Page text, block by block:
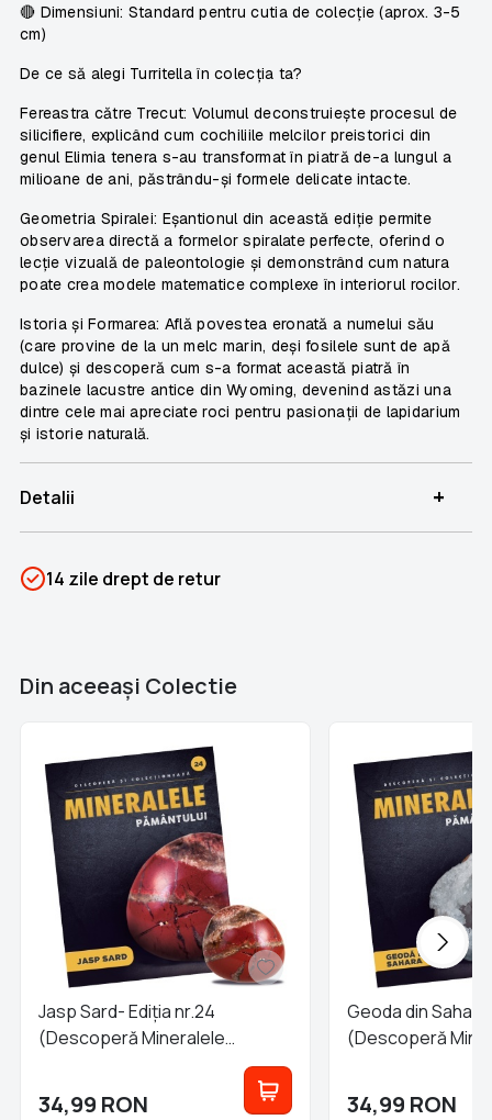
🔴 Dimensiuni: Standard pentru cutia de colecție (aprox. 3-5
cm)
De ce să alegi Turritella în colecția ta?
Fereastra către Trecut: Volumul deconstruiește procesul de
silicifiere, explicând cum cochiliile melcilor preistorici din
genul Elimia tenera s-au transformat în piatră de-a lungul a
milioane de ani, păstrându-și formele delicate intacte.
Geometria Spiralei: Eșantionul din această ediție permite
observarea directă a formelor spiralate perfecte, oferind o
lecție vizuală de paleontologie și demonstrând cum natura
poate crea modele matematice complexe în interiorul rocilor.
Istoria și Formarea: Află povestea eronată a numelui său
(care provine de la un melc marin, deși fosilele sunt de apă
dulce) și descoperă cum s-a format această piatră în
bazinele lacustre antice din Wyoming, devenind astăzi una
dintre cele mai apreciate roci pentru pasionații de lapidarium
și istorie naturală.
Detalii +
Categorii
Descoperă Mineralele Pământului
14 zile drept de retur
Din aceeaşi Colectie
Jasp Sard- Ediția nr.24
(Descoperă Mineralele
34,99 RON
Geoda din
(Descoperă
34,99 RON